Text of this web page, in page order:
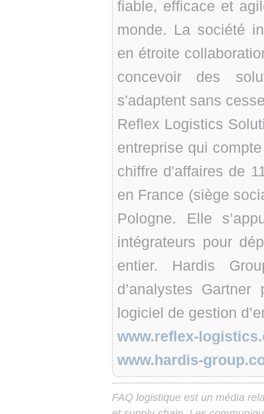
fiable, efficace et
monde. La société
en étroite
concevoir des
s'adaptent sans
Reflex Logistics
entreprise qui
chiffre d'affaires de
en France (siège
Pologne. Elle
intégrateurs pour
entier. Hardis
d’analystes
logiciel de gestion
www.reflex-
www.hardis-
FAQ logistique est un média